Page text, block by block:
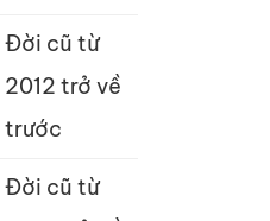
Đời cũ từ
2012 trở về
trước
Đời cũ từ